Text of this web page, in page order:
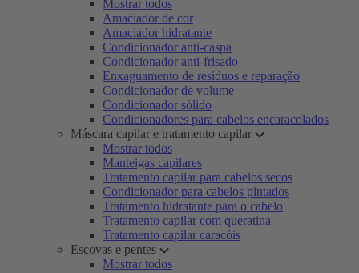
Mostrar todos
Amaciador de cor
Amaciador hidratante
Condicionador anti-caspa
Condicionador anti-frisado
Enxaguamento de resíduos e reparação
Condicionador de volume
Condicionador sólido
Condicionadores para cabelos encaracolados
Máscara capilar e tratamento capilar
Mostrar todos
Manteigas capilares
Tratamento capilar para cabelos secos
Condicionador para cabelos pintados
Tratamento hidratante para o cabelo
Tratamento capilar com queratina
Tratamento capilar caracóis
Escovas e pentes
Mostrar todos